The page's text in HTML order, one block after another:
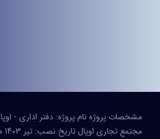
مشخصات پروژه نام پروژه: دفتر اداری -
مجتمع تجاری اوپال تاریخ نصب: تیر 1403 محصول استفاده شده: پ